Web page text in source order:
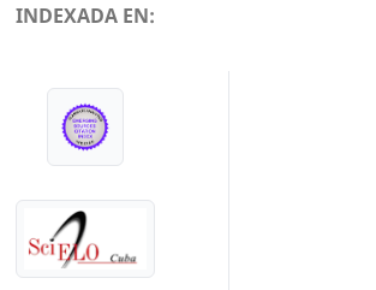
INDEXADA EN: